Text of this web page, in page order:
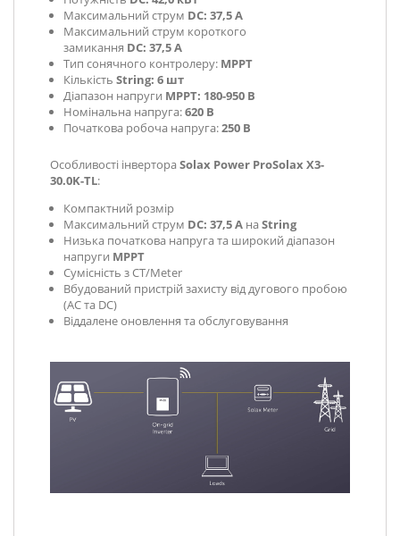
Максимальний струм DC: 37,5 А
Максимальний струм короткого
замикання DC: 37,5 А
Тип сонячного контролеру: MPPT
Кількість String: 6 шт
Діапазон напруги MPPT: 180-950 В
Номінальна напруга:620 В
Початкова робоча напруга:250 В
Особливості інвертораSolax Power ProSolax X3-
30.0K-TL:
Компактний розмір
Максимальний струм DC: 37,5 А наString
Низька початкова напруга та широкий діапазон
напруги MPPT
Сумісність з CT/Meter
Вбудований пристрій захисту від дугового пробою
(AC та DC)
Віддалене оновлення та обслуговування